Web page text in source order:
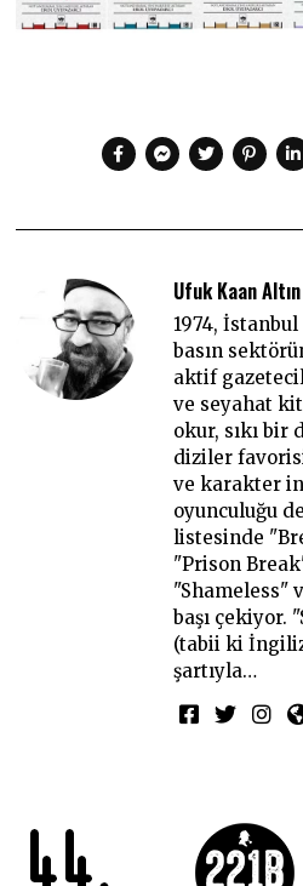
Ufuk Kaan Altın
1974,
basın
aktif
ve seyahat
okur, sıkı
diziler
ve karakter
oyunculuğu
listesinde
"Prison
"Shameless"
başı çekiyor.
(tabii ki
şartıyla…